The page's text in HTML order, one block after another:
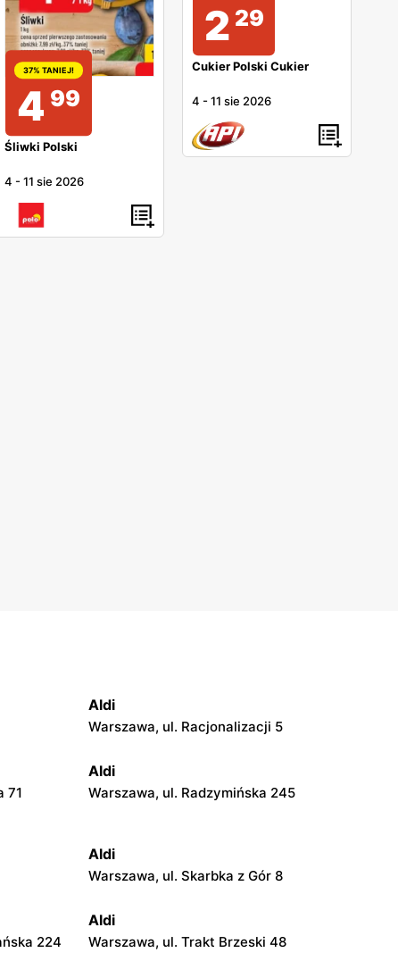
37% TANIEJ!
4 99
Śliwki Polski
4 -11 sie 2026
2 29
Cukier Polski Cukier
4 -11 sie 2026
Aldi
Warszawa, ul. Racjonalizacji 5
71
Aldi
Warszawa, ul. Radzymińska 245
Aldi
Warszawa, ul. Skarbka z Gór 8
224
Aldi
Warszawa, ul. Trakt Brzeski 48